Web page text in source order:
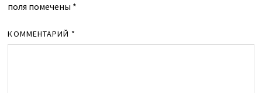
поля помечены *
КОММЕНТАРИЙ *